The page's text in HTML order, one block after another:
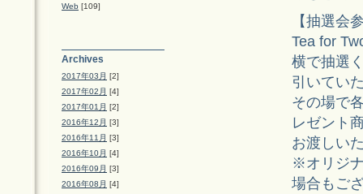
Web [109]
Archives
2017年03月 [2]
2017年02月 [4]
2017年01月 [2]
2016年12月 [3]
2016年11月 [3]
2016年10月 [4]
2016年09月 [3]
2016年08月 [4]
【抽選会
Tea for
横で抽選
引いてい
その場で
レゼント
お渡しい
※オリジ
場合もご